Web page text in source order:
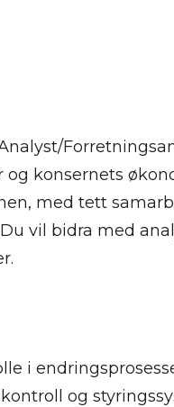
og konsernets
med tett
vil bidra med
i
og